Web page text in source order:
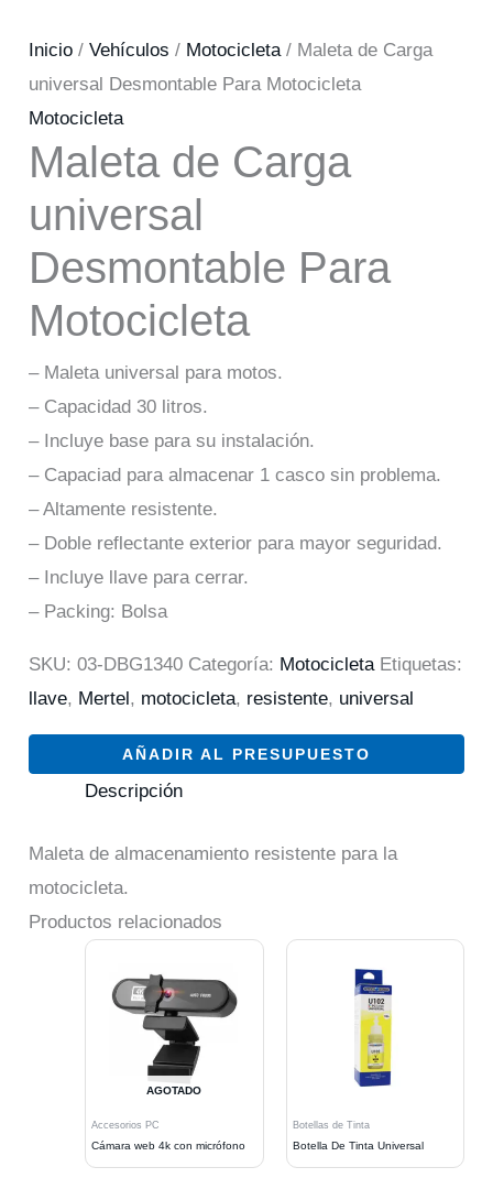
Inicio /Vehículos / Motocicleta/ Maleta de Carga
universal Desmontable Para Motocicleta
Motocicleta
Maleta de Carga
universal
Desmontable Para
Motocicleta
– Maleta universal para motos.
– Capacidad 30 litros.
– Incluye base para su instalación.
– Capaciad para almacenar 1 casco sin problema.
– Altamente resistente.
– Doble reflectante exterior para mayor seguridad.
– Incluye llave para cerrar.
– Packing: Bolsa
SKU:03-DBG1340 Categoría: Motocicleta Etiquetas:
llave, Mertel, motocicleta, resistente, universal
AÑADIR AL PRESUPUESTO
Descripción
Maleta de almacenamiento resistente para la
motocicleta.
Productos relacionados
AGOTADO
Accesorios PC
Cámara web 4k con micrófono
Botellas de Tinta
Botella De Tinta Universal